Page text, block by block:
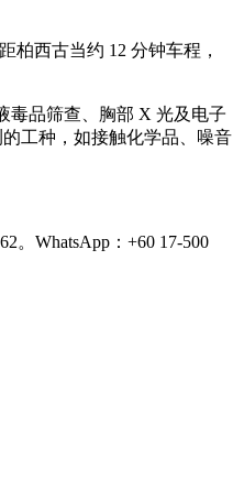
柏西古当约 12 分钟车程，
毒品筛查、胸部 X 光及电子
工种，如接触化学品、噪音
WhatsApp：+60 17-500